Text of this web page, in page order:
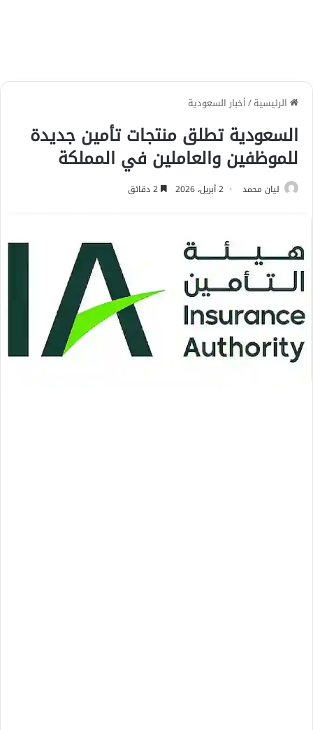
الرئيسية/أخبار السعودية
السعودية تطلق منتجات تأمين جديدة
للموظفين والعاملين في المملكة
ليان محمد 2 أبريل، 2026